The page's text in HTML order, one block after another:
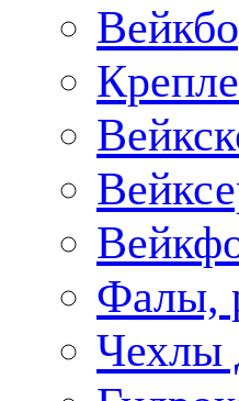
Фалы,
Чехлы